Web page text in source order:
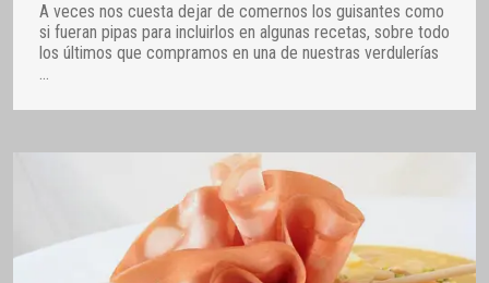
A veces nos cuesta dejar de comernos los guisantes como
si fueran pipas para incluirlos en algunas recetas, sobre todo
los últimos que compramos en una de nuestras verdulerías
…